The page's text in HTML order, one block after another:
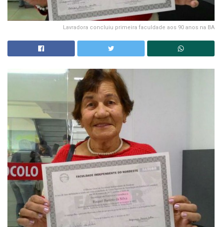
Lavradora concluiu primeira faculdade aos 90 anos na BA